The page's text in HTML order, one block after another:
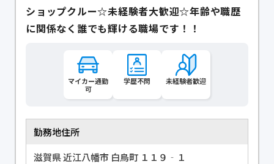
ショップクルー☆未経験者大歓迎☆年齢や職歴
に関係なく誰でも輝ける職場です！！
マイカー通勤
可
学歴不問 未経験者歓迎
勤務地住所
滋賀県 近江八幡市 白鳥町 １１９‐１